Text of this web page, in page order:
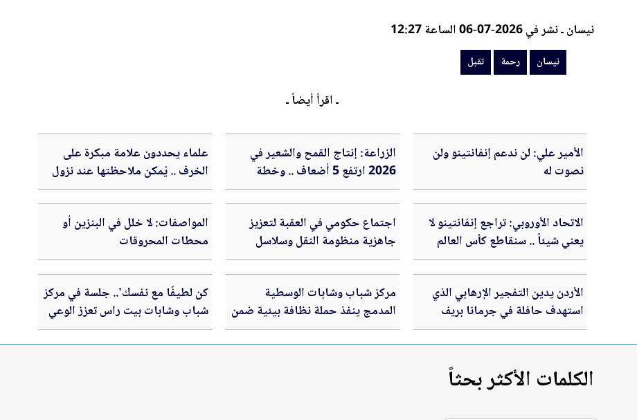
نيسان ـ نشر في 2026-07-06 الساعة 12:27
نيسان رحمة تقبل
ـ اقرأ أيضاً ـ
الأمير علي: لن ندعم إنفانتينو ولن
نصوت له
الزراعة: إنتاج القمح والشعير في
2026 ارتفع 5 أضعاف .. وخطة
لتعزيز الأمن الغذائي
علماء يحددون علامة مبكرة على
الخرف .. يُمكن ملاحظتها عند نزول
السلالم
الاتحاد الأوروبي: تراجع إنفانتينو لا
يعني شيئاً .. سنقاطع كأس العالم
اجتماع حكومي في العقبة لتعزيز
جاهزية منظومة النقل وسلاسل
التوريد
المواصفات: لا خلل في البنزين أو
محطات المحروقات
الأردن يدين التفجير الإرهابي الذي
استهدف حافلة في جرمانا بريف
دمشق
مركز شباب وشابات الوسطية
المدمج ينفذ حملة نظافة بيئية ضمن
الاستراتيجية الوطنية للنظافة
كن لطيفًا مع نفسك'.. جلسة في مركز
شباب وشابات بيت راس تعزز الوعي
بالصحة النفسية لدى الشباب في
برنامج عقول صحية
الكلمات الأكثر بحثاً